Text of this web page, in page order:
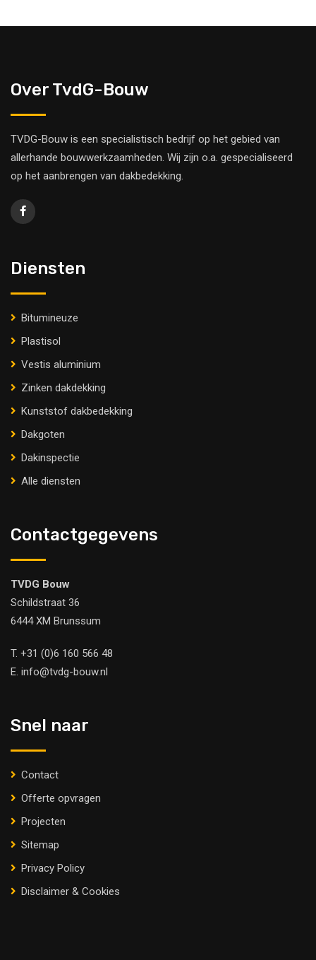
Over TvdG-Bouw
TVDG-Bouw is een specialistisch bedrijf op het gebied van
allerhande bouwwerkzaamheden. Wij zijn o.a. gespecialiseerd
op het aanbrengen van dakbedekking.
Diensten
Bitumineuze
Plastisol
Vestis aluminium
Zinken dakdekking
Kunststof dakbedekking
Dakgoten
Dakinspectie
Alle diensten
Contactgegevens
TVDG Bouw
Schildstraat 36
6444 XM Brunssum
T. +31 (0)6 160 566 48
E. info@tvdg-bouw.nl
Snel naar
Contact
Offerte opvragen
Projecten
Sitemap
Privacy Policy
Disclaimer & Cookies